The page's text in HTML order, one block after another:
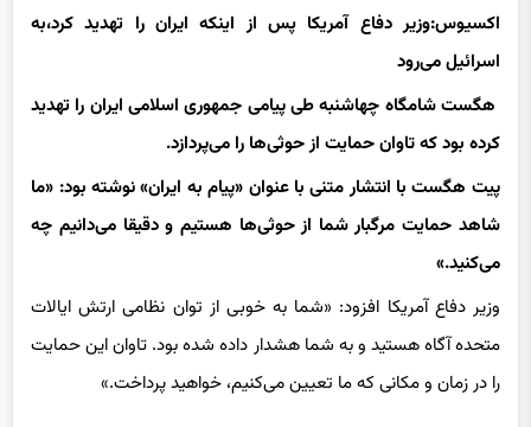
بن‌بست مذاکرات و شکاف در دولت ترامپ بر سر ایران/
اکسیوس:وزیر دفاع آمریکا پس از اینکه ایران را تهدید کرد،به
اسرائیل می‌رود
هگست شامگاه چهاشنبه طی پیامی جمهوری اسلامی ایران را تهدید
کرده بود که تاوان حمایت از حوثی‌ها را می‌پردازد.
پیت هگست با انتشار متنی با عنوان «پیام به ایران» نوشته بود: «ما
شاهد حمایت مرگبار شما از حوثی‌ها هستیم و دقیقا می‌دانیم چه
می‌کنید.»
وزیر دفاع آمریکا افزود: «شما به خوبی از توان نظامی ارتش ایالات
متحده آگاه هستید و به شما هشدار داده شده بود. تاوان این حمایت